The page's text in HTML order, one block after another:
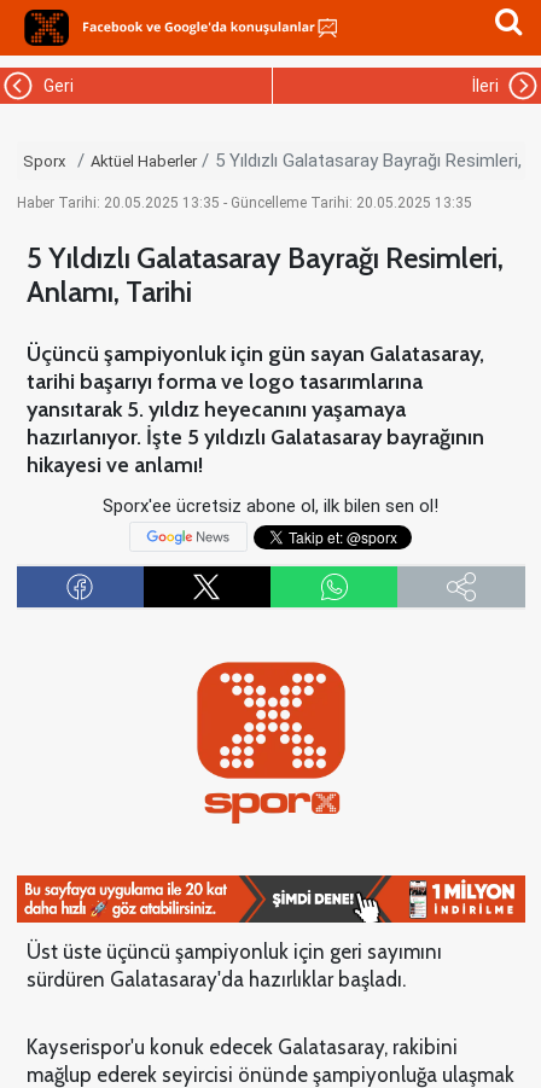
Geri İleri
Sporx Aktüel Haberler 5 Yıldızlı Galatasaray Bayrağı Resimleri,
Haber Tarihi: 20.05.2025 13:35 - Güncelleme Tarihi: 20.05.2025 13:35
5 Yıldızlı Galatasaray Bayrağı Resimleri,
Anlamı, Tarihi
Üçüncü şampiyonluk için gün sayan Galatasaray,
tarihi başarıyı forma ve logo tasarımlarına
yansıtarak 5. yıldız heyecanını yaşamaya
hazırlanıyor. İşte 5 yıldızlı Galatasaray bayrağının
hikayesi ve anlamı!
Sporx'ee ücretsiz abone ol, ilk bilen sen ol!
Üst üste üçüncü şampiyonluk için geri sayımını
sürdüren Galatasaray'da hazırlıklar başladı.
Kayserispor'u konuk edecek Galatasaray, rakibini
mağlup ederek seyircisi önünde şampiyonluğa ulaşmak